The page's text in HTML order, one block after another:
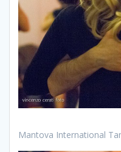
Mantova International